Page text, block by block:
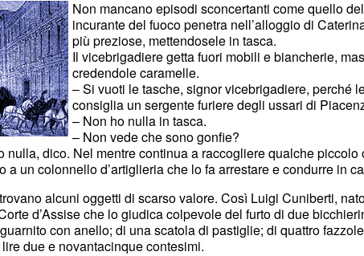
Non mancano episodi sconcertanti come quello
incurante del fuoco penetra nell’alloggio di
più preziose, mettendosele in tasca.
Il vicebrigadiere getta fuori mobili e biancherie,
credendole caramelle.
– Si vuoti le tasche, signor vicebrigadiere, perché
consiglia un sergente furiere degli ussari di
– Non ho nulla in tasca.
– Non vede che sono gonfie?
nulla, dico. Nel mentre continua a raccogliere qualche piccolo
a un colonnello d’artiglieria che lo fa arrestare e condurre in
alcuni oggetti di scarso valore. Così Luigi Cuniberti,
d’Assise che lo giudica colpevole del furto di due
con anello; di una scatola di pastiglie; di quattro
due e novantacinque contesimi.